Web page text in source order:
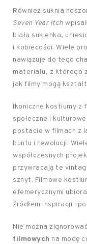
Również suknia
Seven Year Itch
biała sukienka,
i kobiecości. Wiele
nawiązuje do tego
materiału, z którego
jak filmy mogą
Ikoniczne kostiumy z
społeczne i
postacie w filmach z
buntu i rewolucji.
współczesnych
przywracają te
sznyt. Filmowe
efemerycznymi
źródłem inspiracji i
Nie można
filmowych na modę